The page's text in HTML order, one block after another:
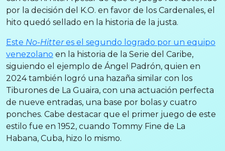
por la decisión del K.O. en favor de los Cardenales, el
hito quedó sellado en la historia de la justa.
Este No-Hitteres el segundo logrado por un equipo
venezolano en la historia de la Serie del Caribe,
siguiendo el ejemplo de Ángel Padrón, quien en
2024 también logró una hazaña similar con los
Tiburones de La Guaira, con una actuación perfecta
de nueve entradas, una base por bolas y cuatro
ponches. Cabe destacar que el primer juego de este
estilo fue en 1952, cuando Tommy Fine de La
Habana, Cuba, hizo lo mismo.